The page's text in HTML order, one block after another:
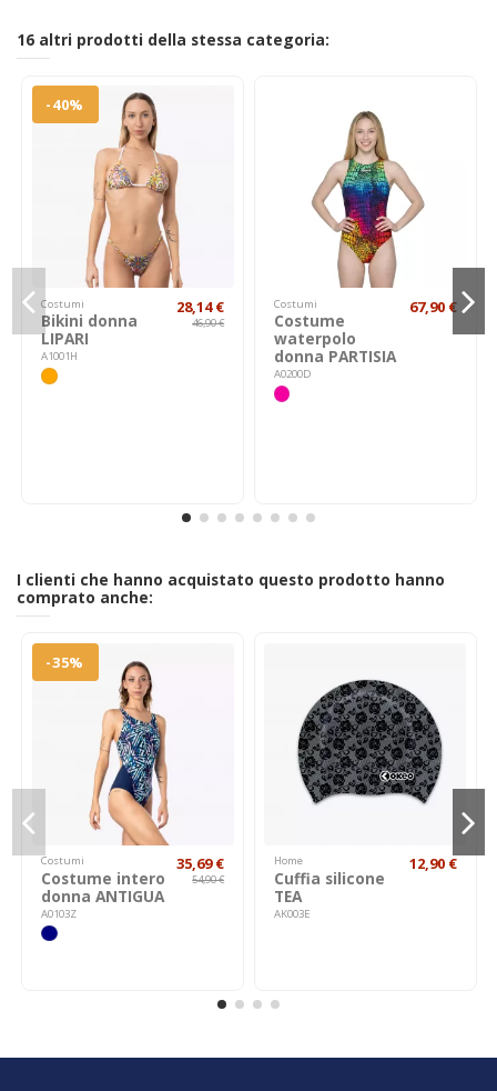
16 altri prodotti della stessa categoria:
-40%
Costumi
Bikini donna
LIPARI
A1001H
28,14 €
46,90 €
Costumi
Costume
waterpolo
donna PARTISIA
A0200D
67,90 €
I clienti che hanno acquistato questo prodotto hanno
comprato anche:
-35%
Costumi
Costume intero
donna ANTIGUA
A0103Z
35,69 €
54,90 €
Home
Cuffia silicone
TEA
AK003E
12,90 €